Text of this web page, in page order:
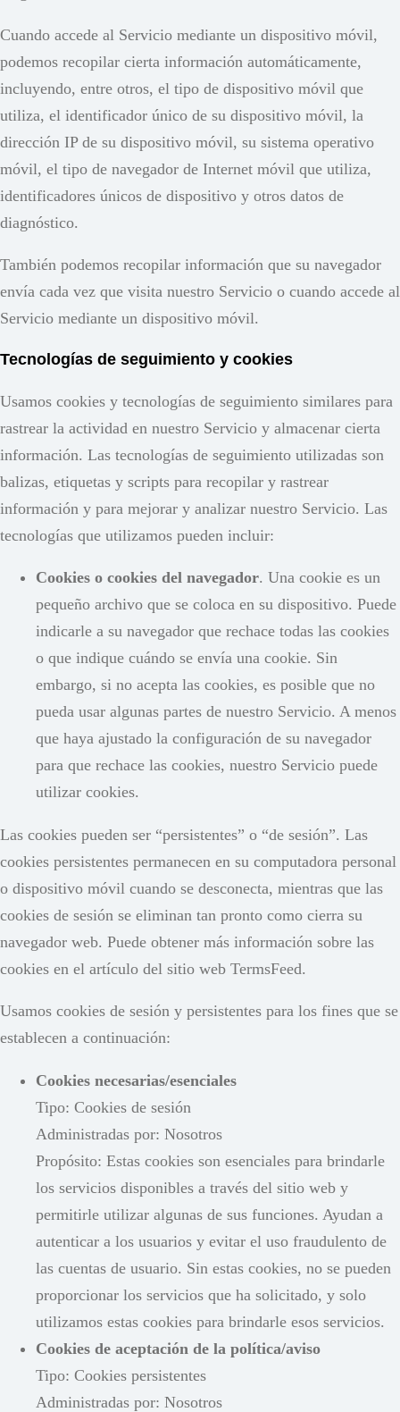
Cuando accede al Servicio mediante un dispositivo móvil,
podemos recopilar cierta información automáticamente,
incluyendo, entre otros, el tipo de dispositivo móvil que
utiliza, el identificador único de su dispositivo móvil, la
dirección IP de su dispositivo móvil, su sistema operativo
móvil, el tipo de navegador de Internet móvil que utiliza,
identificadores únicos de dispositivo y otros datos de
diagnóstico.
También podemos recopilar información que su navegador
envía cada vez que visita nuestro Servicio o cuando accede al
Servicio mediante un dispositivo móvil.
Tecnologías de seguimiento y cookies
Usamos cookies y tecnologías de seguimiento similares para
rastrear la actividad en nuestro Servicio y almacenar cierta
información. Las tecnologías de seguimiento utilizadas son
balizas, etiquetas y scripts para recopilar y rastrear
información y para mejorar y analizar nuestro Servicio. Las
tecnologías que utilizamos pueden incluir:
Cookies o cookies del navegador. Una cookie es un
pequeño archivo que se coloca en su dispositivo. Puede
indicarle a su navegador que rechace todas las cookies
o que indique cuándo se envía una cookie. Sin
embargo, si no acepta las cookies, es posible que no
pueda usar algunas partes de nuestro Servicio. A menos
que haya ajustado la configuración de su navegador
para que rechace las cookies, nuestro Servicio puede
utilizar cookies.
Las cookies pueden ser “persistentes” o “de sesión”. Las
cookies persistentes permanecen en su computadora personal
o dispositivo móvil cuando se desconecta, mientras que las
cookies de sesión se eliminan tan pronto como cierra su
navegador web. Puede obtener más información sobre las
cookies en el artículo del sitio web TermsFeed.
Usamos cookies de sesión y persistentes para los fines que se
establecen a continuación:
Cookies necesarias/esenciales
Tipo: Cookies de sesión
Administradas por: Nosotros
Propósito: Estas cookies son esenciales para brindarle
los servicios disponibles a través del sitio web y
permitirle utilizar algunas de sus funciones. Ayudan a
autenticar a los usuarios y evitar el uso fraudulento de
las cuentas de usuario. Sin estas cookies, no se pueden
proporcionar los servicios que ha solicitado, y solo
utilizamos estas cookies para brindarle esos servicios.
Cookies de aceptación de la política/aviso
Tipo: Cookies persistentes
Administradas por: Nosotros